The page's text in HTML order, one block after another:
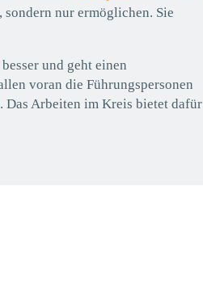
nur ermöglichen. Sie
und geht einen
voran die Führungspersonen
Das Arbeiten im Kreis bietet dafür